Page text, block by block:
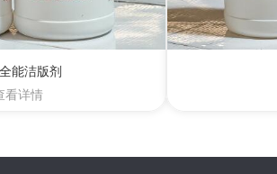
能洁版剂
看详情